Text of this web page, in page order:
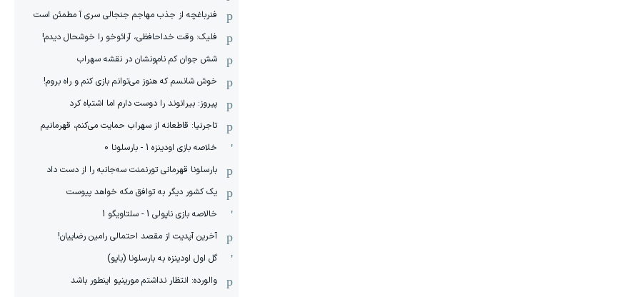
فنرباغچه از جذب مهاجم جنجالی سری آ مطمئن است
فلیک: وقت خداحافظی، آرائوخو را خوشحال دیدم!
شش جوان کم نام‌و‌نشان در نقشه سهراب
خوش شانسم که هنوز می‌توانم بازی کنم و راه بروم!
پیروز: بیرانوند را دوست دارم اما اشتباه کرد
تاجرنیا: قاطعانه از سهراب حمایت می‌کنم، قهرمانیم
خلاصه بازی اودینزه 1 - بارسلونا 0
بارسلونا قهرمانی تورنمنت سه‌جانبه را از دست داد
یک کشور دیگر به توافق مکه خواهد پیوست
خالاصه بازی ناپولی 1 - سلتاویگو 1
آخرین آپدیت از مقصد احتمالی رامین رضاییان!
گل اول اودینزه به بارسلونا (بایو)
والورده: انتظار نداشتم مورینیو اینطور باشد